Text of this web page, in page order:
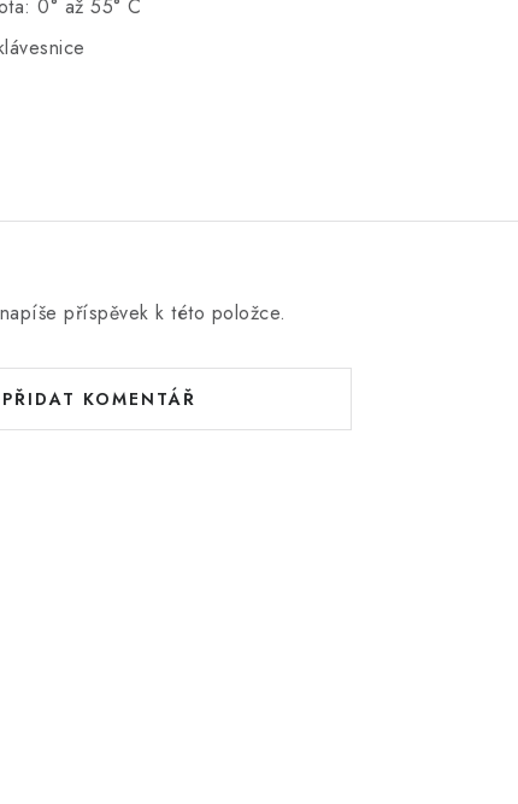
0° až 55° C
příspěvek k této položce.
PŘIDAT KOMENTÁŘ